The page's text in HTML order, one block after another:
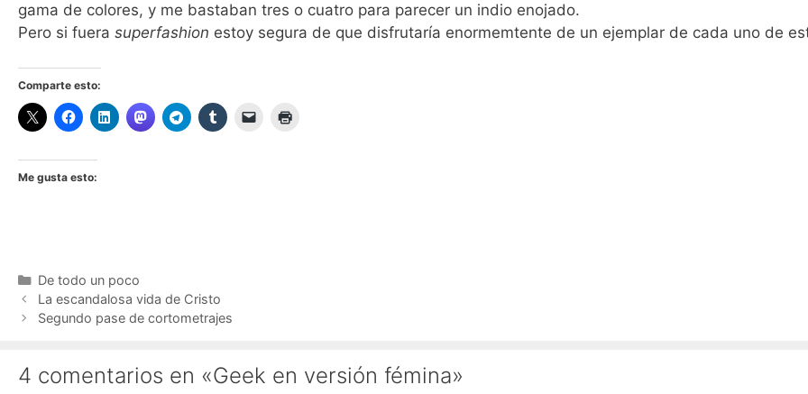
gama de colores, y me bastaban tres o cuatro para parecer un indio enojado.
Pero si fuera superfashion estoy segura de que disfrutaría enormemtente de un ejemplar de cada uno de
Comparte esto:
Me gusta esto:
Categorías
De todo un poco
La escandalosa vida de Cristo
Segundo pase de cortometrajes
4 comentarios en «Geek en versión fémina»